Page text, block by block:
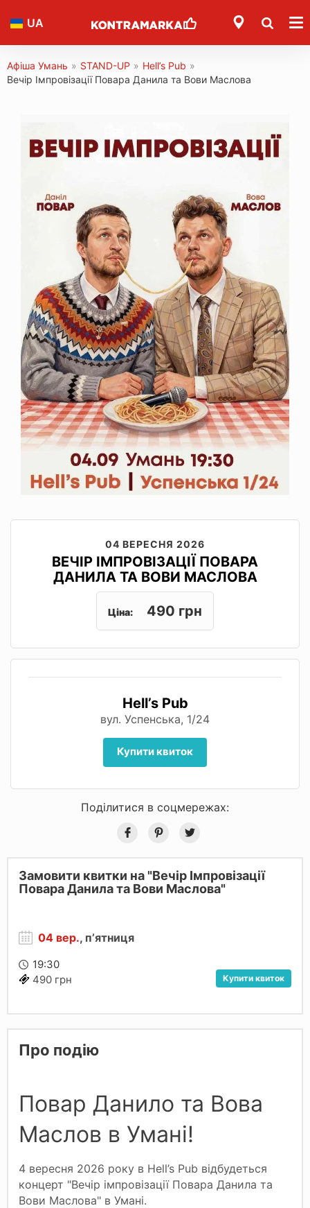
UA
Афіша Умань » STAND-UP » Hell’s Pub »
Вечір Імпровізації Повара Данила та Вови Маслова
04 ВЕРЕСНЯ 2026
ВЕЧІР ІМПРОВІЗАЦІЇ ПОВАРА
ДАНИЛА ТА ВОВИ МАСЛОВА
Ціна: 490 грн
Hell’s Pub
вул. Успенська, 1/24
Купити квиток
Поділитися в соцмережах:
Замовити квитки на "Вечір Імпровізації
Повара Данила та Вови Маслова"
04 вер., пʼятниця
19:30
490 грн
Купити квиток
Про подію
Повар Данило та Вова
Маслов в Умані!
4 вересня 2026 року в Hell’s Pub відбудеться
концерт "Вечір імпровізації Повара Данила та
Вови Маслова" в Умані.